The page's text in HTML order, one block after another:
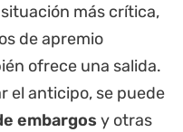
más crítica,
de apremio
ofrece una salida.
el anticipo, se puede
embargos y otras